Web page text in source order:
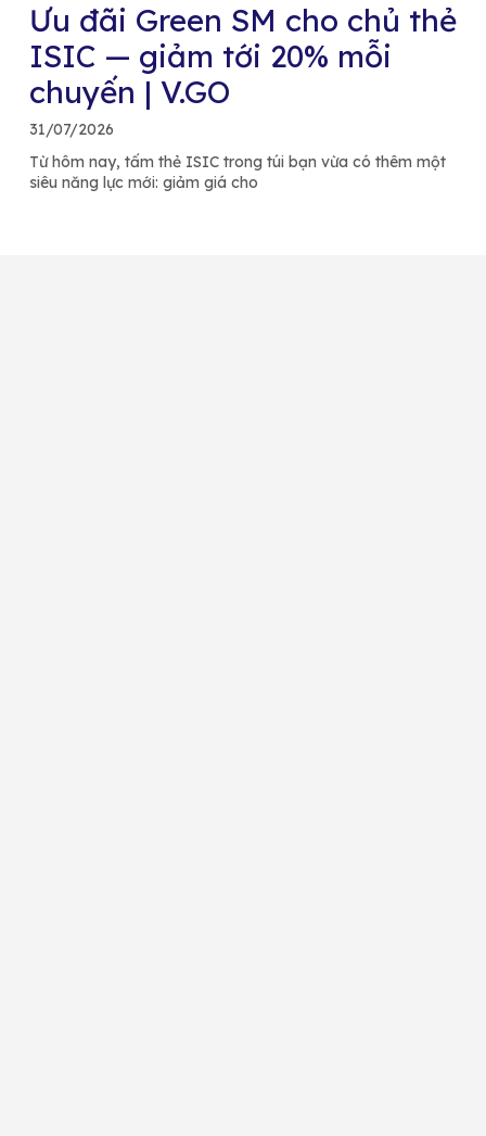
Ưu đãi Green SM cho chủ thẻ
ISIC — giảm tới 20% mỗi
chuyến | V.GO
31/07/2026
Từ hôm nay, tấm thẻ ISIC trong túi bạn vừa có thêm một
siêu năng lực mới: giảm giá cho